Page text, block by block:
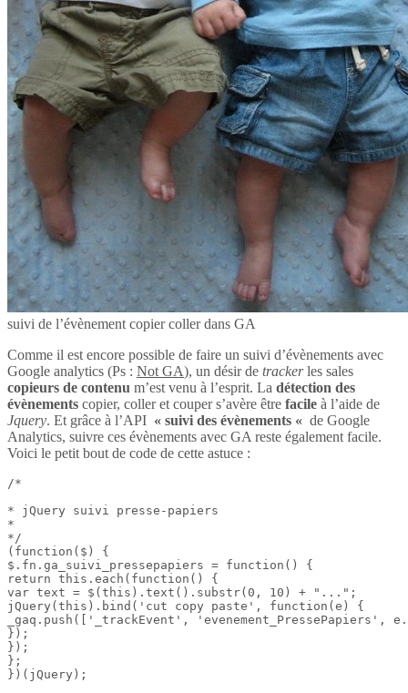
suivi de l’évènement copier coller dans GA
Comme il est encore possible de faire un suivi d’évènements avec
Google analytics (Ps : Not GA), un désir de trackerles sales
copieurs de contenu m’est venu à l’esprit. La détection des
évènements copier, coller et couper s’avère être facile à l’aide de
Jquery. Et grâce à l’API « suivi des évènements « de Google
Analytics, suivre ces évènements avec GA reste également facile.
Voici le petit bout de code de cette astuce :
/*
* jQuery suivi presse-papiers
*
*/
(function($) {
$.fn.ga_suivi_pressepapiers = function() {
return this.each(function() {
var text = $(this).text().substr(0, 10) + "...";
jQuery(this).bind('cut copy paste', function(e) {
_gaq.push(['_trackEvent', 'evenement_PressePapiers',
});
});
};
})(jQuery);